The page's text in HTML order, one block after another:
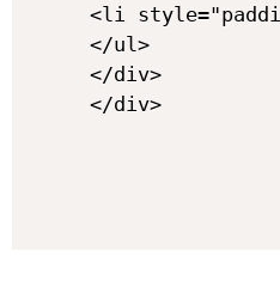
<li
</ul>
</div>
</div>